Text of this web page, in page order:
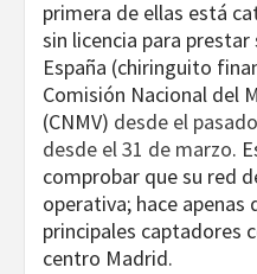
primera de ellas está
sin licencia para
España (chiringuito
Comisión Nacional del
(CNMV) desde el
desde el 31 de marzo.
comprobar que su red
operativa; hace apenas
principales captadores
centro Madrid.